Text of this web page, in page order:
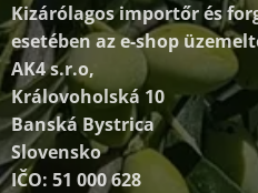
Kizárólagos importőr és
esetében az e-shop
AK4 s.r.o,
Královoholská 10
Banská Bystrica
Slovensko
IČO: 51 000 628